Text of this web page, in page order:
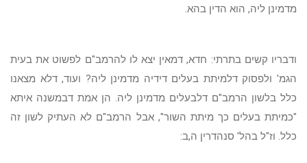
מדמינן ליה, הוא הדין בהא.
ודבריו קשים בתרתי: חדא, דמאין יצא לו להרמב"ם לפשוט את בעית
הגמ' ולפסוק דלמיתת בעלים דידיה מדמינן ליה? ועוד, דלא מצאנו
כלל בלשון הרמב"ם דלבעלים מדמינן ליה. הן אמת דבמשנה איתא
"כמיתת בעלים כך מיתת השור", אבל הרמב"ם לא העתיק לשון זה
כלל. וז"ל בהל' סנהדרין ה,ב: